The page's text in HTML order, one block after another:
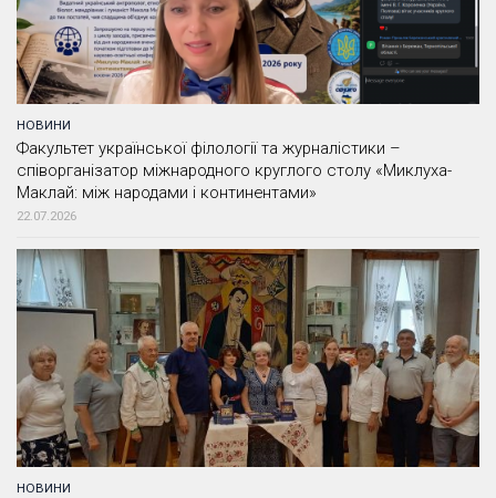
НОВИНИ
Факультет української філології та журналістики –
співорганізатор міжнародного круглого столу «Миклуха-
Маклай: між народами і континентами»
22.07.2026
НОВИНИ